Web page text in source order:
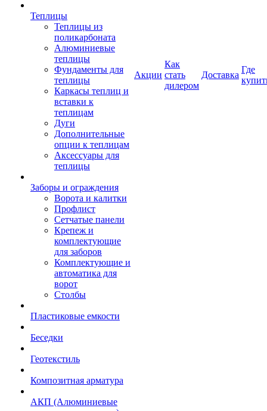
Теплицы
Теплицы из
поликарбоната
Алюминиевые
теплицы
Фундаменты для
теплицы
Каркасы теплиц и
вставки к
теплицам
Дуги
Дополнительные
опции к теплицам
Аксессуары для
теплицы
Заборы и ограждения
Ворота и калитки
Профлист
Сетчатые панели
Крепеж и
комплектующие
для заборов
Комплектующие и
автоматика для
ворот
Столбы
Пластиковые емкости
Беседки
Геотекстиль
Композитная арматура
АКП (Алюминиевые
Акции
Как
стать
дилером
Доставка
Где